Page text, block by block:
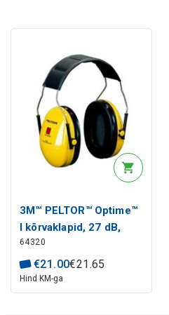
3M™ PELTOR™ Optime™
I kõrvaklapid, 27 dB,
kollane, H510A-401-GU
64320
€21 .00€21.65
Hind KM-ga